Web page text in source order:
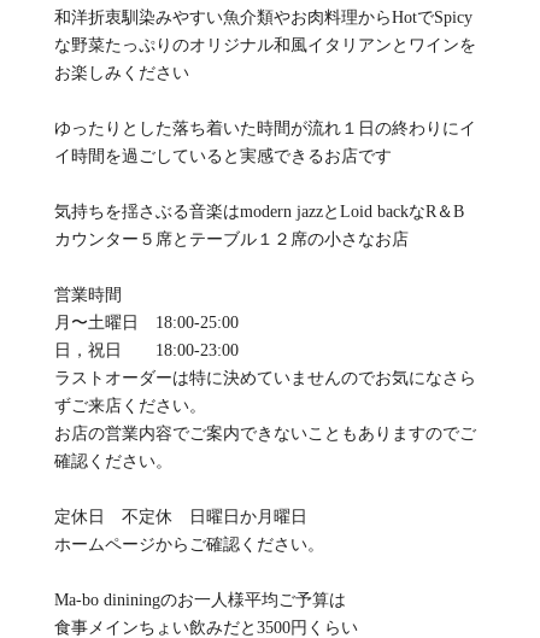
和洋折衷馴染みやすい魚介類やお肉料理からHotでSpicy
な野菜たっぷりのオリジナル和風イタリアンとワインを
お楽しみください
ゆったりとした落ち着いた時間が流れ１日の終わりにイ
イ時間を過ごしていると実感できるお店です
気持ちを揺さぶる音楽はmodern jazzとLoid backなR＆B
カウンター５席とテーブル１２席の小さなお店
営業時間
月〜土曜日 18:00-25:00
日，祝日 18:00-23:00
ラストオーダーは特に決めていませんのでお気になさら
ずご来店ください。
お店の営業内容でご案内できないこともありますのでご
確認ください。
定休日 不定休 日曜日か月曜日
ホームページからご確認ください。
Ma-bo dininingのお一人様平均ご予算は
食事メインちょい飲みだと3500円くらい